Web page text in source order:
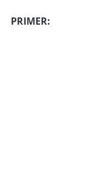
PRIMER: